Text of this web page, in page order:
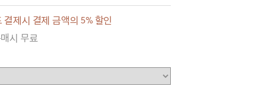
결제시 결제 금액의 5% 할인
시 무료